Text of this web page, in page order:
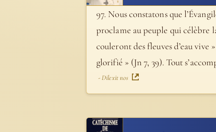
97. Nous constatons que
proclame au peuple qui célèbre
couleront des fleuves d’eau vive
glorifié » (Jn 7, 39). Tout
- Dilexit nos